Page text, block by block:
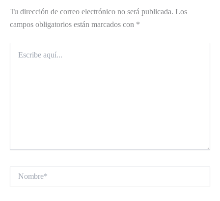
Tu dirección de correo electrónico no será publicada. Los
campos obligatorios están marcados con *
aquí...